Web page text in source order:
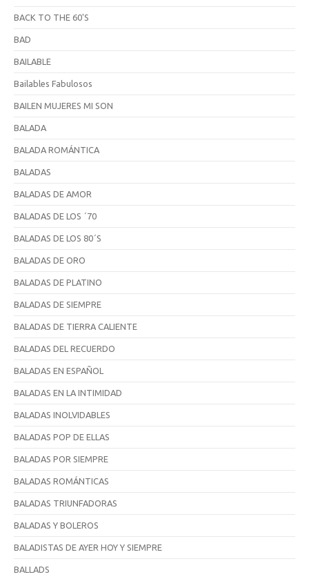
BACK TO THE 60'S
BAD
BAILABLE
Bailables Fabulosos
BAILEN MUJERES MI SON
BALADA
BALADA ROMÁNTICA
BALADAS
BALADAS DE AMOR
BALADAS DE LOS ´70
BALADAS DE LOS 80´S
BALADAS DE ORO
BALADAS DE PLATINO
BALADAS DE SIEMPRE
BALADAS DE TIERRA CALIENTE
BALADAS DEL RECUERDO
BALADAS EN ESPAÑOL
BALADAS EN LA INTIMIDAD
BALADAS INOLVIDABLES
BALADAS POP DE ELLAS
BALADAS POR SIEMPRE
BALADAS ROMÁNTICAS
BALADAS TRIUNFADORAS
BALADAS Y BOLEROS
BALADISTAS DE AYER HOY Y SIEMPRE
BALLADS